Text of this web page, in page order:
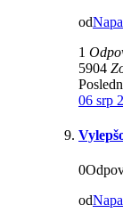
od
1
5904
06 srp
od